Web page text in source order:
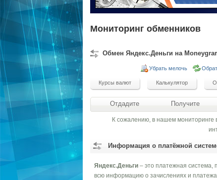
Мониторинг обменников
Обмен Яндекс.Деньги на
Убрать мелочь
Отдадите Получите
К сожалению, в нашем мониторинге
Информация о платёжной
Яндекс.Деньги – это платежная
всю информацию о зачислениях и